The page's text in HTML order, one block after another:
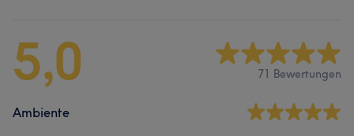
5,0 71 Bewertungen
Ambiente